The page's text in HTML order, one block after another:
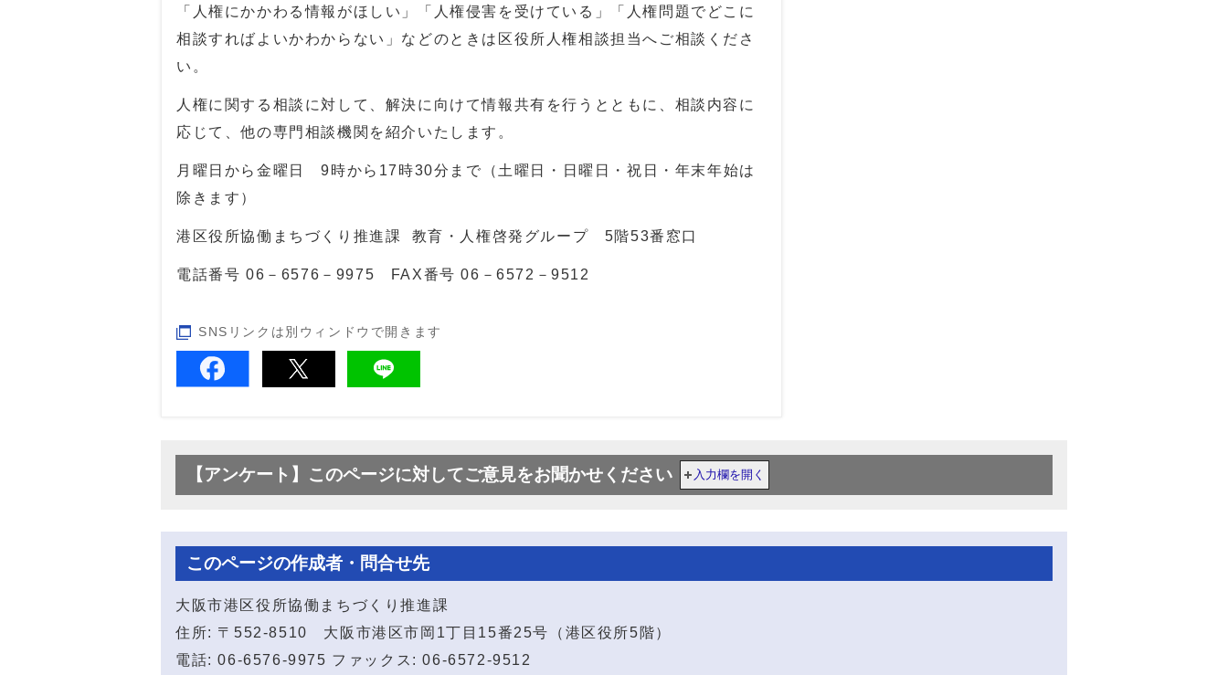
「人権にかかわる情報がほしい」「人権侵害を受けている」「人権問題でどこに
相談すればよいかわからない」などのときは区役所人権相談担当へご相談くださ
い。
人権に関する相談に対して、解決に向けて情報共有を行うとともに、相談内容に
応じて、他の専門相談機関を紹介いたします。
月曜日から金曜日 9時から17時30分まで（土曜日・日曜日・祝日・年末年始は
除きます）
港区役所協働まちづくり推進課 教育・人権啓発グループ 5階53番窓口
電話番号 06－6576－9975 FAX番号 06－6572－9512
SNSリンクは別ウィンドウで開きます
【アンケート】このページに対してご意見をお聞かせください 入力欄を開く
このページの作成者・問合せ先
大阪市港区役所協働まちづくり推進課
住所: 〒552-8510 大阪市港区市岡1丁目15番25号（港区役所5階）
電話: 06-6576-9975 ファックス: 06-6572-9512